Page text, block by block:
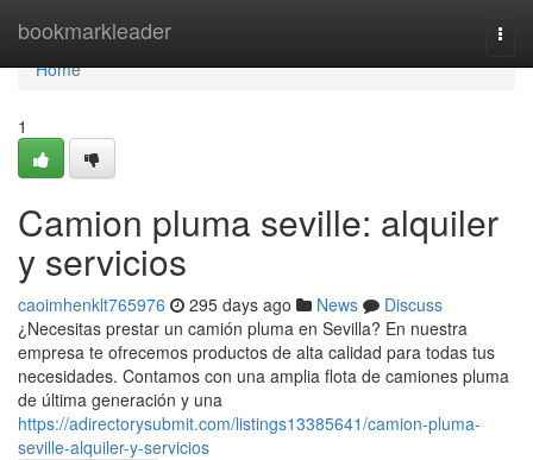
bookmarkleader
Home
Home
1
Camion pluma seville: alquiler
y servicios
caoimhenklt765976 295 days ago News
Discuss
¿Necesitas prestar un camión pluma en Sevilla? En nuestra
empresa te ofrecemos productos de alta calidad para todas tus
necesidades. Contamos con una amplia flota de camiones pluma
de última generación y una
https://adirectorysubmit.com/listings13385641/camion-pluma-
seville-alquiler-y-servicios